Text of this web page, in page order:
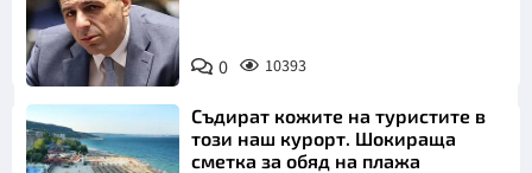
0 10393
Съдират кожите на туристите в
този наш курорт. Шокираща
сметка за обяд на плажа